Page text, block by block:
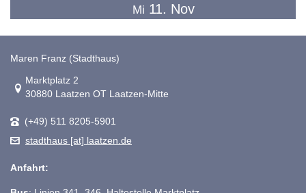
Mi 11. Nov
Maren Franz (Stadthaus)
Link zur Google-Maps Navigation
Marktplatz 2
30880 Laatzen OT Laatzen-Mitte
(+49) 511 8205-5901
stadthaus [at] laatzen.de
Anfahrt: